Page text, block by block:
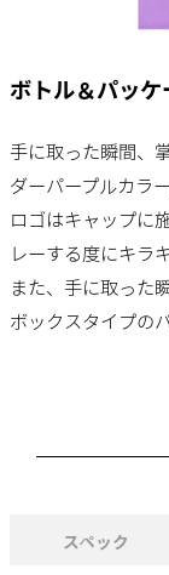
ボトル＆パッ
手に取った瞬間、
ダーパープルカラー
ロゴはキャップに
レーする度にキラ
また、手に取った
ボックスタイプの
スペック